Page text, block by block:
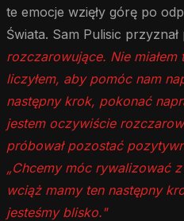
te emocje wzięły górę po
Świata. Sam Pulisic
rozczarowujące. Nie
liczyłem, aby pomóc nam
następny krok, pokonać
jestem oczywiście
próbował pozostać
„Chcemy móc rywalizować
wciąż mamy ten następny
jesteśmy blisko."